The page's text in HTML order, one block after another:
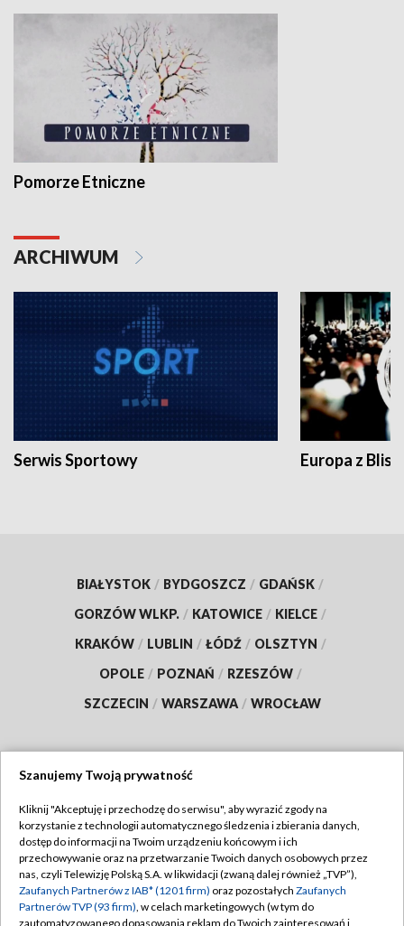
Pomorze Etniczne
ARCHIWUM
Serwis Sportowy Europa z
BIAŁYSTOK / BYDGOSZCZ / GDAŃSK /
GORZÓW WLKP. / KATOWICE / KIELCE /
KRAKÓW / LUBLIN / ŁÓDŹ / OLSZTYN /
OPOLE / POZNAŃ / RZESZÓW /
SZCZECIN / WARSZAWA / WROCŁAW
TVP
Abonament TVP
Emisja w TVP
Centrum informacji TVP
Regulamin TVP
Polityka prywatności
Moje zgody
Szanujemy Twoją prywatność
Kliknij "Akceptuję i przechodzę do serwisu", aby wyrazić zgody na
korzystanie z technologii automatycznego śledzenia i zbierania danych,
dostęp do informacji na Twoim urządzeniu końcowym i ich
przechowywanie oraz na przetwarzanie Twoich danych osobowych przez
nas, czyli Telewizję Polską S.A. w likwidacji (zwaną dalej również „TVP”),
Zaufanych Partnerów z IAB* (1201 firm) oraz pozostałych Zaufanych
Partnerów TVP (93 firm), w celach marketingowych (w tym do
zautomatyzowanego dopasowania reklam do Twoich zainteresowań i